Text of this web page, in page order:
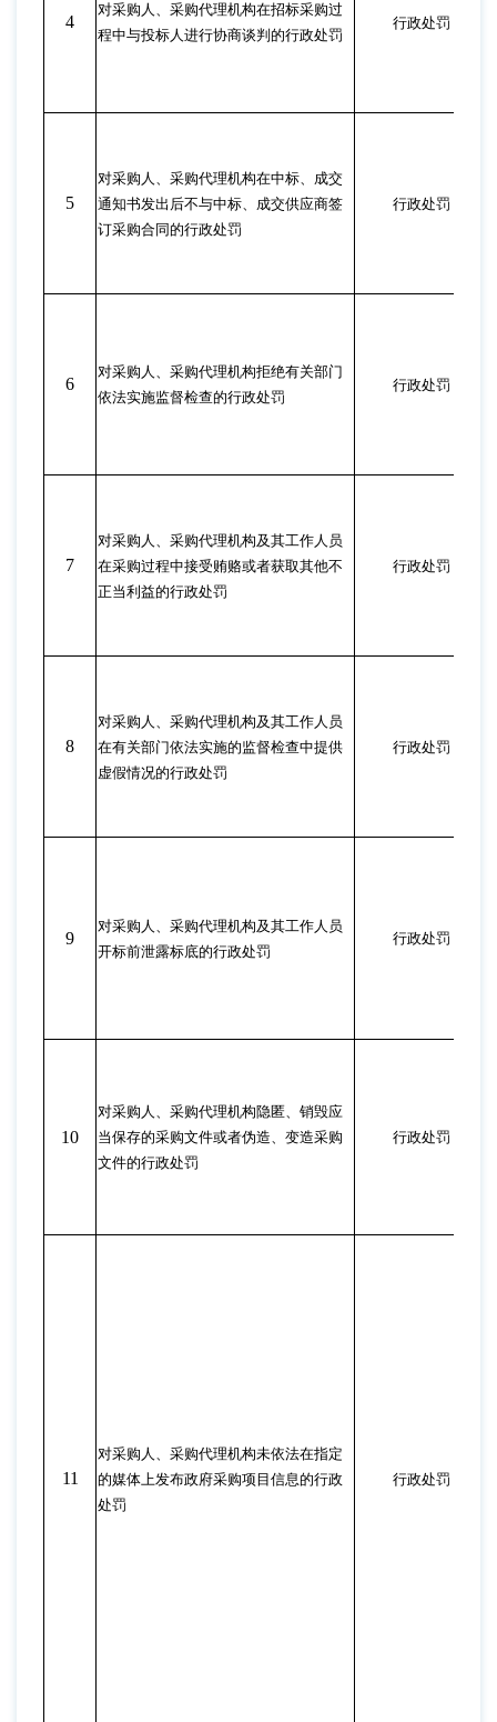
4
对采购人、采购代理机构在招标采购过
程中与投标人进行协商谈判的行政处罚
行政处罚
5
对采购人、采购代理机构在中标、成交
通知书发出后不与中标、成交供应商签
订采购合同的行政处罚
行政处罚
6
对采购人、采购代理机构拒绝有关部门
依法实施监督检查的行政处罚
行政处罚
7
对采购人、采购代理机构及其工作人员
在采购过程中接受贿赂或者获取其他不
正当利益的行政处罚
行政处罚
8
对采购人、采购代理机构及其工作人员
在有关部门依法实施的监督检查中提供
虚假情况的行政处罚
行政处罚
9
对采购人、采购代理机构及其工作人员
开标前泄露标底的行政处罚
行政处罚
10
对采购人、采购代理机构隐匿、销毁应
当保存的采购文件或者伪造、变造采购
文件的行政处罚
行政处罚
11
对采购人、采购代理机构未依法在指定
的媒体上发布政府采购项目信息的行政
处罚
行政处罚